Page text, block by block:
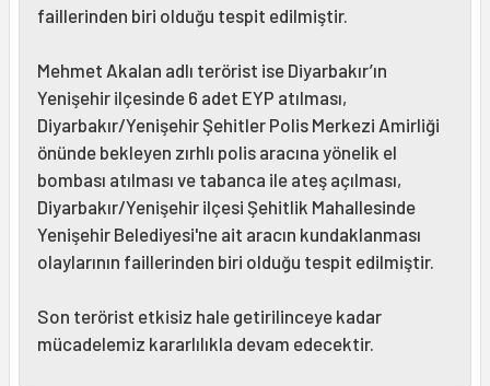
faillerinden biri olduğu tespit edilmiştir.
Mehmet Akalan adlı terörist ise Diyarbakır’ın
Yenişehir ilçesinde 6 adet EYP atılması,
Diyarbakır/Yenişehir Şehitler Polis Merkezi Amirliği
önünde bekleyen zırhlı polis aracına yönelik el
bombası atılması ve tabanca ile ateş açılması,
Diyarbakır/Yenişehir ilçesi Şehitlik Mahallesinde
Yenişehir Belediyesi'ne ait aracın kundaklanması
olaylarının faillerinden biri olduğu tespit edilmiştir.
Son terörist etkisiz hale getirilinceye kadar
mücadelemiz kararlılıkla devam edecektir.